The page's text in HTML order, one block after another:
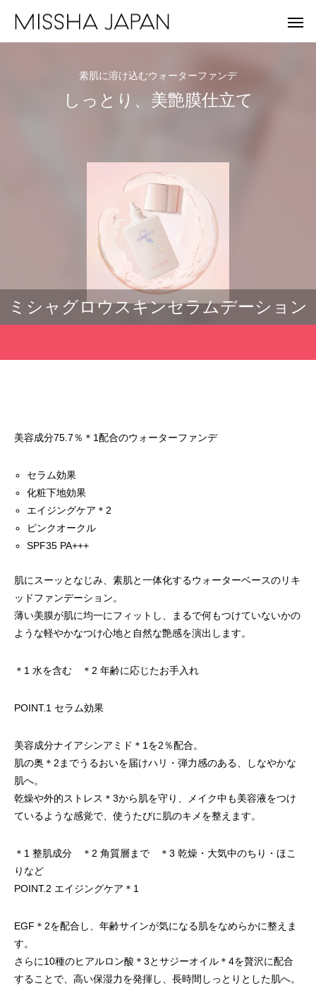
MISSHA
MISSHA商品一覧 Apieu
未来を見据え、健やかな美肌を目指す。
「PDRN*¹ NAD+*²」新シリーズ誕生。
重さゼロ。進化を
「ミシャ M プロ ブ
素肌に溶け込むウォーターファンデ
しっとり、美艶膜仕立て
ミシャグロウスキンセラムデーション
美容成分75.7％ ＊1配合のウォーターファンデ
セラム効果
化粧下地効果
エイジングケア ＊2
ピンクオークル
SPF35 PA+++
肌にスーッとなじみ、素肌と一体化するウォーターベースのリキ
ッドファンデーション。
薄い美膜が肌に均一にフィットし、まるで何もつけていないかの
ような軽やかなつけ心地と自然な艶感を演出します。
＊1 水を含む ＊2 年齢に応じたお手入れ
POINT.1 セラム効果
美容成分ナイアシンアミド ＊1 を2％配合。
肌の奥 ＊2 までうるおいを届けハリ・弾力感のある、しなやかな
肌へ。
乾燥や外的ストレス ＊3から肌を守り、メイク中も美容液をつけ
ているような感覚で、使うたびに肌のキメを整えます。
＊1 整肌成分 ＊2 角質層まで ＊3 乾燥・大気中のちり・ほこ
りなど
POINT.2 エイジングケア ＊1
EGF ＊2を配合し、年齢サインが気になる肌をなめらかに整えま
す。
さらに10種のヒアルロン酸 ＊3とサジーオイル ＊4を贅沢に配合
することで、高い保湿力を発揮し、長時間しっとりとした肌へ。